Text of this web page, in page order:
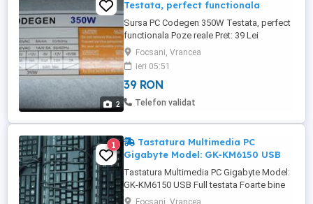
2
Testata, perfect functionala
Sursa PC Codegen 350W Testata, perfect
functionala Poze reale Pret: 39 Lei
Focsani, Vrancea
ieri 05:51
39 RON
Telefon validat
1
Tastatura Multimedia PC
Gigabyte Model: GK-KM6150 USB
Tastatura Multimedia PC Gigabyte Model:
GK-KM6150 USB Full testata Foarte bine
intretinuta Poze reale. Pret: 39 Lei Tel: 0766
Focsani, Vrancea